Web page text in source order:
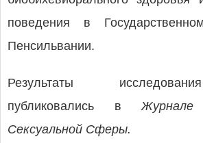
поведения в
Пенсильвании.
Результаты
публиковались вЖурнале
Сексуальной Сферы.